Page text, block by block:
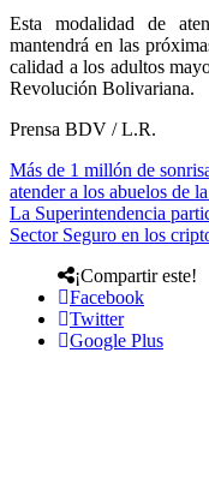
Esta modalidad de
mantendrá en las
calidad a los adultos
Revolución Bolivariana.
Prensa BDV / L.R.
Más de 1 millón de
atender a los abuelos de
La Superintendencia
Sector Seguro en los
¡Compartir este!
Facebook
Twitter
Google Plus